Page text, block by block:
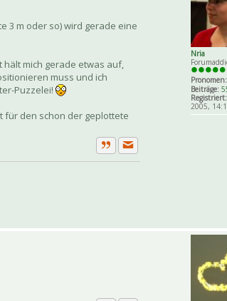
Nria
Pronomen:
Beiträge:
Registriert:
2005,
3 m oder so) wird gerade eine
hält mich gerade etwas auf,
muss und ich
Puzzelei!
für den schon der geplottete
ZitatPrivate Nachricht senden